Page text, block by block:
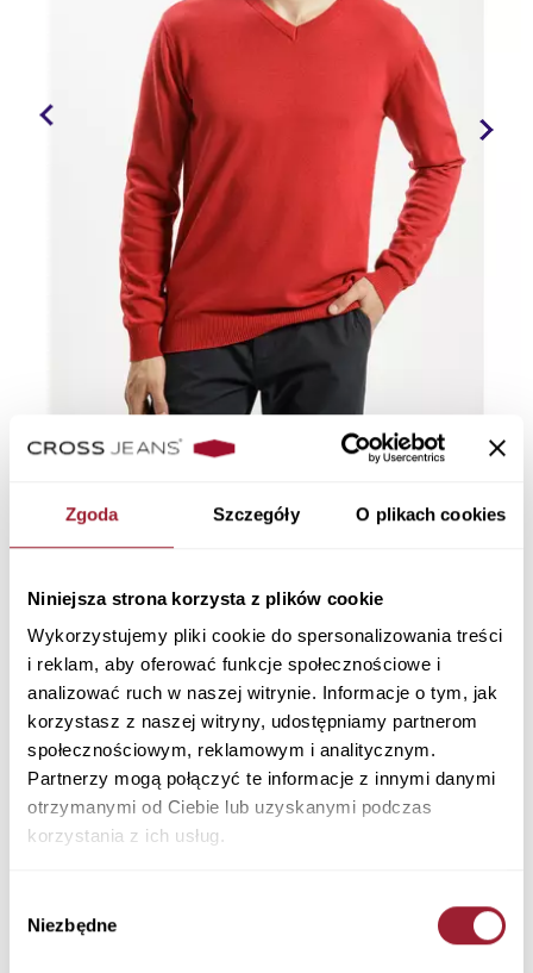
Zgoda Szczegóły O plikach cookies
Niniejsza strona korzysta z plików cookie
Wykorzystujemy pliki cookie do spersonalizowania treści
i reklam, aby oferować funkcje społecznościowe i
analizować ruch w naszej witrynie. Informacje o tym, jak
korzystasz z naszej witryny, udostępniamy partnerom
społecznościowym, reklamowym i analitycznym.
Partnerzy mogą połączyć te informacje z innymi danymi
otrzymanymi od Ciebie lub uzyskanymi podczas
korzystania z ich usług.
zgody
Niezbędne
Sweter męski czerwony 34229-529 DRIED
Materiał: 100% Bawełna
Kolor: DRIED TOMATO
34229-529 DRIED TOMATO
139,90 PLN
+ Zapytaj o rozmiar
Kolory